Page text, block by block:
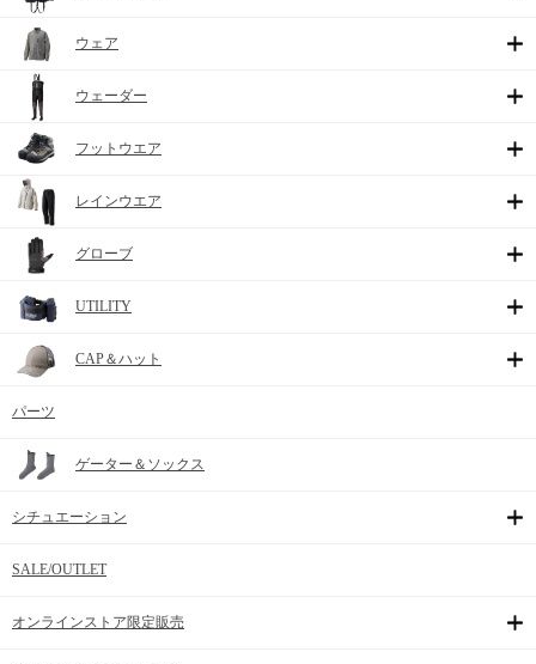
ウェア
ウェーダー
フットウエア
レインウエア
グローブ
UTILITY
CAP＆ハット
パーツ
ゲーター＆ソックス
シチュエーション
SALE/OUTLET
オンラインストア限定販売